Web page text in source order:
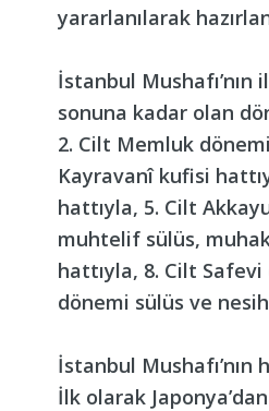
yararlanılarak
İstanbul
sonuna kadar olan
2. Cilt Memluk
Kayravanî kufisi
hattıyla, 5. Cilt
muhtelif sülüs,
hattıyla, 8. Cilt
dönemi sülüs ve nesih
İstanbul Mushafı’nın
İlk olarak